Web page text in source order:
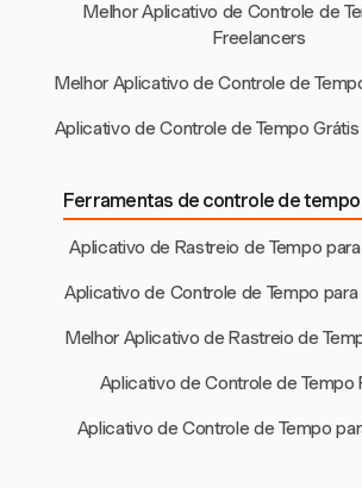
Melhor Aplicativo de Controle de
Freelancers
Melhor Aplicativo de Controle de
Aplicativo de Controle de Tempo
Ferramentas de controle de
Aplicativo de Rastreio de Tempo
Aplicativo de Controle de Tempo
Melhor Aplicativo de Rastreio de
Aplicativo de Controle de Tempo
Aplicativo de Controle de Tempo